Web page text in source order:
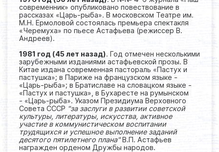
современник» опубликовано повествование в
рассказах «Царь-рыба». В московском Театре им.
М.Н. Ермоловой состоялась премьера спектакля
«Черемуха» по пьесе Астафьева (режиссер В.
Андреев).
1981 год (45 лет назад). Год отмечен несколькими
зарубежными изданиями астафьевской прозы. В
Китае издана современная пастораль «Пастух и
пастушка»; в Париже на французском языке -
«Царь-рыба»; в Братиславе на словацком языке -
«Пастух и пастушка», в Бухаресте на румынском
- «Царь-рыба». Указом Президиума Верховного
Совета СССР "за заслуги в развитии советской
культуры, литературы, искусства, активное
участие в коммунистическом воспитании
трудящихся и успешное выполнение заданий
десятого пятилетнего плана"В.П. Астафьев
награжден орденом Дружбы народов.